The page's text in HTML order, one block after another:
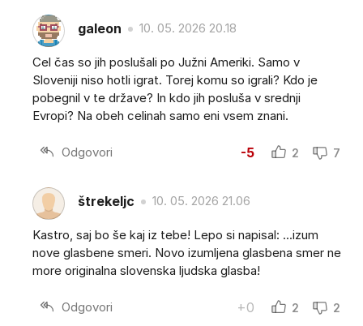
galeon 10. 05. 2026 20.18
Cel čas so jih poslušali po Južni Ameriki. Samo v
Sloveniji niso hotli igrat. Torej komu so igrali? Kdo je
pobegnil v te države? In kdo jih posluša v srednji
Evropi? Na obeh celinah samo eni vsem znani.
Odgovori -5 2 7
štrekeljc 10. 05. 2026 21.06
Kastro, saj bo še kaj iz tebe! Lepo si napisal: ...izum
nove glasbene smeri. Novo izumljena glasbena smer ne
more originalna slovenska ljudska glasba!
Odgovori +0 2 2